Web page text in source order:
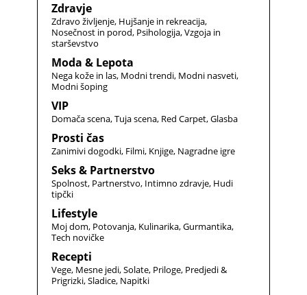
Zdravje
Zdravo življenje Hujšanje in rekreacija
Nosečnost in porod Psihologija Vzgoja in
starševstvo
Moda & Lepota
Nega kože in las Modni trendi Modni nasveti
Modni šoping
VIP
Domača scena Tuja scena Red Carpet Glasba
Prosti čas
Zanimivi dogodki Filmi Knjige Nagradne igre
Seks & Partnerstvo
Spolnost Partnerstvo Intimno zdravje Hudi
tipčki
Lifestyle
Moj dom Potovanja Kulinarika Gurmantika
Tech novičke
Recepti
Vege Mesne jedi Solate Priloge Predjedi &
Prigrizki Sladice Napitki